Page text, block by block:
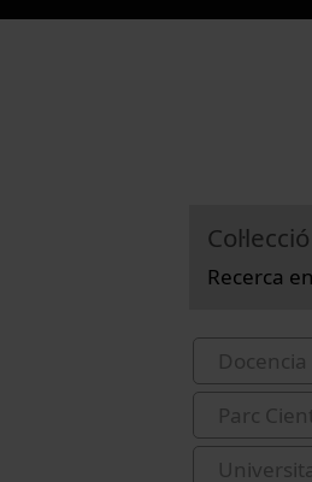
Col·lecció
Recerca
Parc